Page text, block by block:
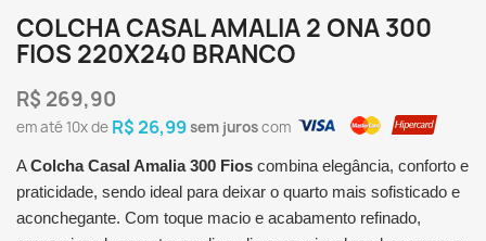
COLCHA CASAL AMALIA 2 ONA 300
FIOS 220X240 BRANCO
R$ 269,90
em até10xde R$ 26,99sem juroscom
AColcha Casal Amalia 300 Fios combina elegância, conforto e
praticidade, sendo ideal para deixar o quarto mais sofisticado e
aconchegante. Com toque macio e acabamento refinado,